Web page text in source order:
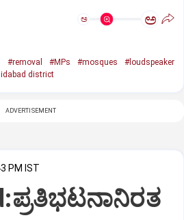
ಅ ಅ
#removal #MPs #mosques
#loudspeaker
district
ADVERTISEMENT
PM IST